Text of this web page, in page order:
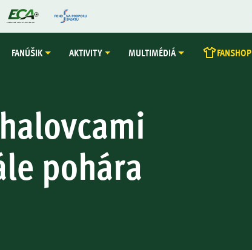
FANÚŠIK AKTIVITY MULTIMÉDIÁ FANSHOP
pohára